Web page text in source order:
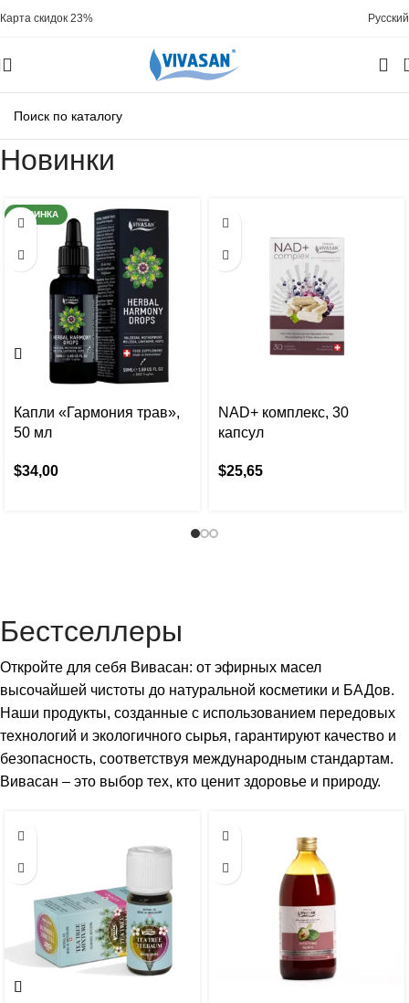
Карта скидок 23% Русский
Новинки
НОВИНКА
Капли «Гармония трав»,
50 мл
$34,00
NAD+ комплекс, 30
капсул
$25,65
Бестселлеры
Откройте для себя Вивасан: от эфирных масел
высочайшей чистоты до натуральной косметики и БАДов.
Наши продукты, созданные с использованием передовых
технологий и экологичного сырья, гарантируют качество и
безопасность, соответствуя международным стандартам.
Вивасан – это выбор тех, кто ценит здоровье и природу.